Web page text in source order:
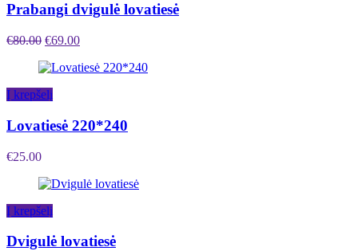
Prabangi dvigulė lovatiesė
€80.00 €69.00
Į krepšelį
Lovatiesė 220*240
€25.00
Į krepšelį
Dvigulė lovatiesė